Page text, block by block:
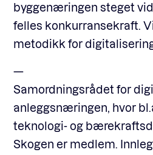
byggenæringen steget
felles konkurransekraft.
metodikk for
—
Samordningsrådet for
anleggsnæringen, hvor
teknologi- og
Skogen er medlem.